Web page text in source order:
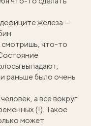
железа —
что-то
выпадают,
раньше было очень
а все вокруг
(!). Такое
может